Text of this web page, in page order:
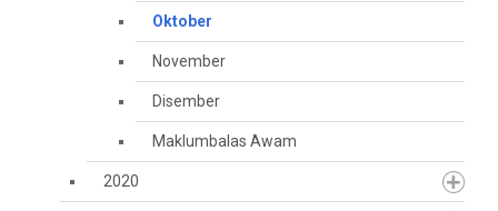
Oktober
November
Disember
Maklumbalas Awam
2020